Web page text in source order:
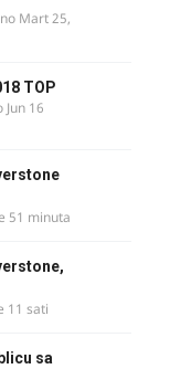
Mart 25,
TOP
Jun 16
51 minuta
11 sati
sa